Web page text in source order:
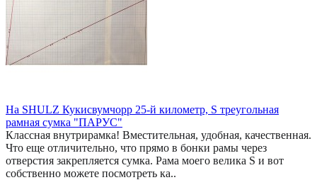
На SHULZ Кукисвумчорр 25-й километр, S треугольная
рамная сумка "ПАРУС"
Классная внутрирамка! Вместительная, удобная, качественная.
Что еще отличительно, что прямо в бонки рамы через
отверстия закрепляется сумка. Рама моего велика S и вот
собственно можете посмотреть ка..